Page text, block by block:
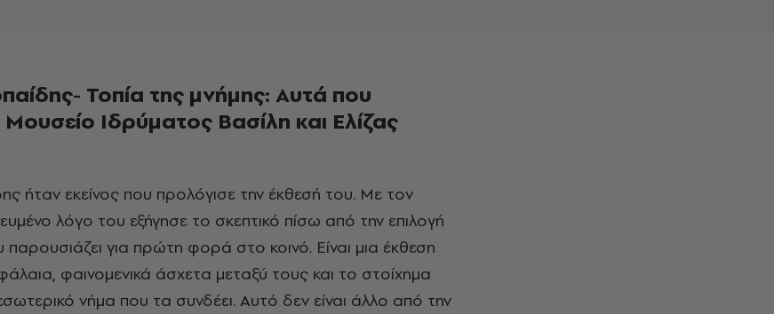
Τοπία της μνήμης: Αυτά που
Ιδρύματος Βασίλη και Ελίζας
λόγο του εξήγησε το σκεπτικό πίσω από την επιλογή
για πρώτη φορά στο κοινό. Είναι μια έκθεση
φαινομενικά άσχετα μεταξύ τους και το στοίχημα
νήμα που τα συνδέει. Αυτό δεν είναι άλλο από την